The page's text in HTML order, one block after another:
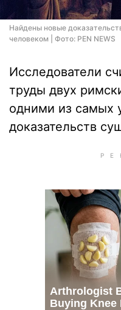
Найдены новые
человеком | Фото: PEN NEWS
Исследователи
труды двух
одними из самых
доказательств